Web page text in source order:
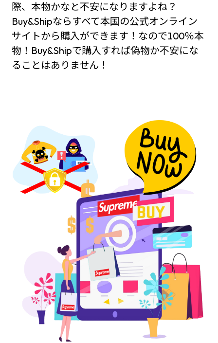
際、本物かなと不安になりますよね？
Buy&Shipならすべて本国の公式オンライン
サイトから購入ができます！なので100％本
物！Buy&Shipで購入すれば偽物か不安にな
ることはありません！